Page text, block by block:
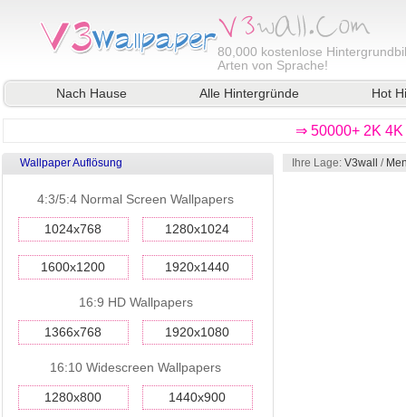
80,000 kostenlose
Arten von Sprache!
Nach Hause
Alle Hintergründe Hot
⇒ 50000+ 2K
Wallpaper Auflösung
4:3/5:4 Normal Screen Wallpapers
1024x768 1280x1024
1600x1200 1920x1440
16:9 HD Wallpapers
1366x768 1920x1080
16:10 Widescreen Wallpapers
1280x800 1440x900
Ihre Lage: V3wall /